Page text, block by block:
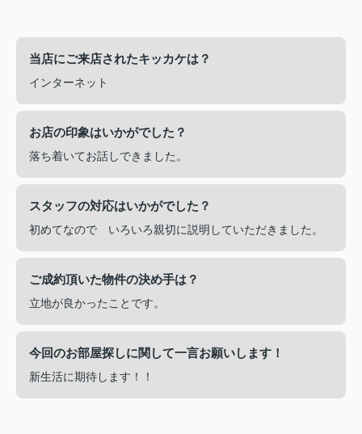
当店にご来店されたキッカケは？
インターネット
お店の印象はいかがでした？
落ち着いてお話しできました。
スタッフの対応はいかがでした？
初めてなので いろいろ親切に説明していただきました。
ご成約頂いた物件の決め手は？
立地が良かったことです。
今回のお部屋探しに関して一言お願いします！
新生活に期待します！！